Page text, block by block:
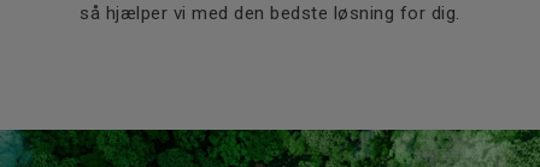
så hjælper vi med den bedste løsning for dig.